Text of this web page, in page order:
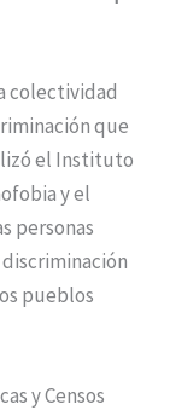
colectividad
que
el Instituto
y el
personas
pueblos
y Censos